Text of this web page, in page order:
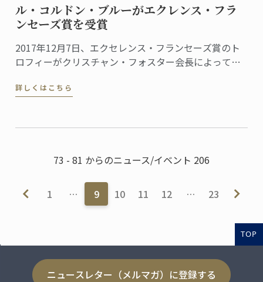
ル・コルドン・ブルーがエクレンス・フラ
ンセーズ賞を受賞
2017年12月7日、エクセレンス・フランセーズ賞のト
ロフィーがクリスチャン・フォスター会長によって、
るル・コルドン・ブルー、パリ校に授与されました。
詳しくはこちら
73 - 81 からのニュース/イベント 206
1 … 9 10 11 12 … 23
TOP
ニュースレター（メルマガ）に登録する